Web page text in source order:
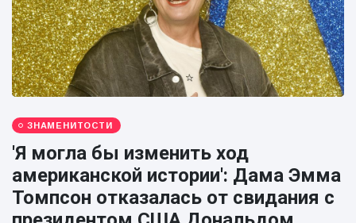
ЗНАМЕНИТОСТИ
'Я могла бы изменить ход
американской истории': Дама Эмма
Томпсон отказалась от свидания с